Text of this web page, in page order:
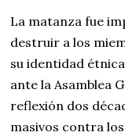
La matanza fue
destruir a los
su identidad
ante la Asamblea
reflexión dos
masivos contra